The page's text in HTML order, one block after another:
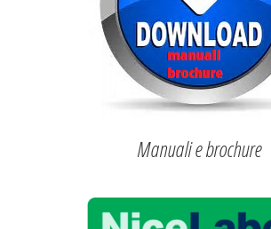
Manuali e brochure